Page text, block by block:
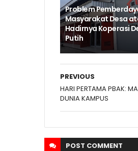
Problem
Masyarakat Desa
Hadirnya Koperasi
Putih
PREVIOUS
HARI PERTAMA PBAK:
DUNIA KAMPUS
POST COMMENT